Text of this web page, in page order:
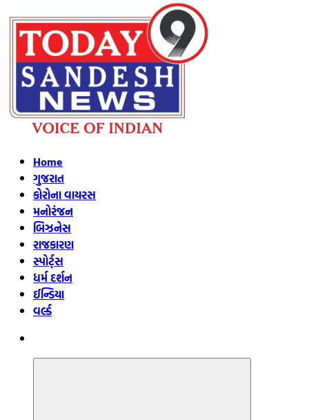
Home
ગુજરાત
કોરોના વાયરસ
મનોરંજન
બિઝનેસ
રાજકારણ
સ્પોર્ટ્સ
ધર્મ દર્શન
ઈન્ડિયા
વર્લ્ડ